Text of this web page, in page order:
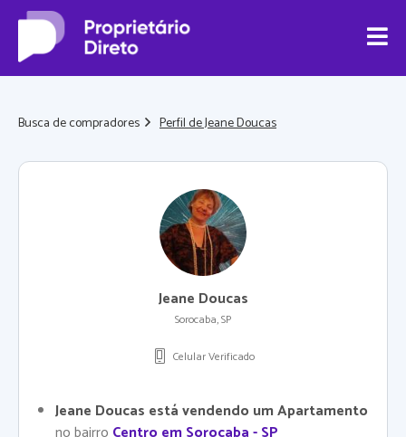
Busca de compradores Perfil de Jeane Doucas
Jeane Doucas
Sorocaba, SP
Celular Verificado
Jeane Doucas está vendendo um Apartamento